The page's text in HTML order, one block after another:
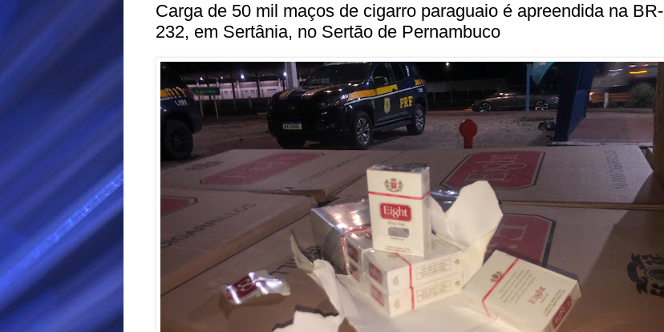
Carga de 50 mil maços de cigarro paraguaio é apreendida na BR-
232, em Sertânia, no Sertão de Pernambuco